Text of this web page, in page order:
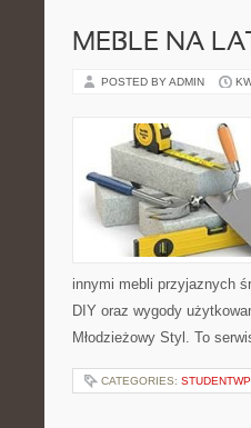
MEBLE NA
POSTED BY ADMIN
innymi mebli przyjaznych
DIY oraz wygody
Młodzieżowy Styl. To
CATEGORIES: